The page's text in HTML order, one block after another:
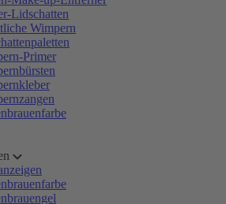
Lidschatten
Wimpern
Primer